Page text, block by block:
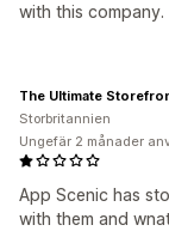
with this company.
App Scenic has
with them and
The Ultimate
Storbritannien
Ungefär 2 månader